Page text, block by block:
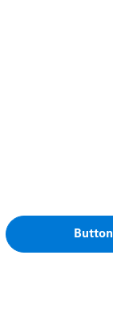
Button